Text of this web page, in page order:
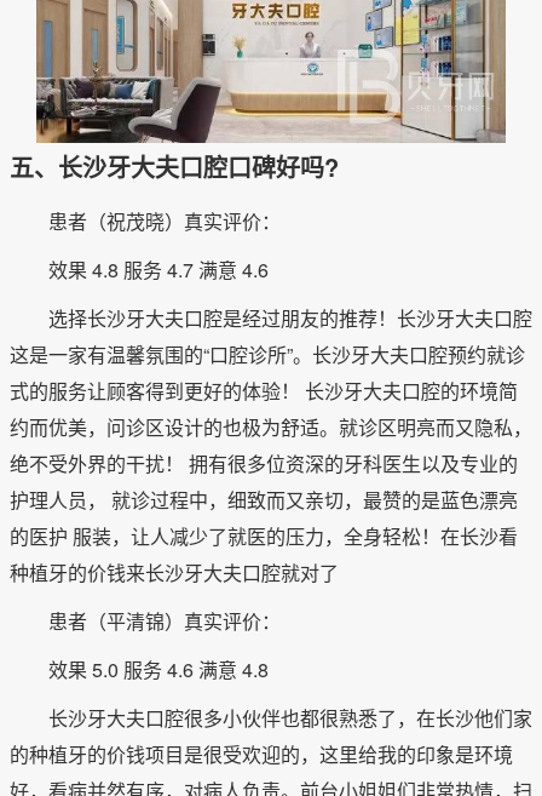
五、长沙牙大夫口腔口碑好吗?
患者（祝茂晓）真实评价：
效果 4.8 服务 4.7 满意 4.6
选择长沙牙大夫口腔是经过朋友的推荐！长沙牙大夫口腔
这是一家有温馨氛围的“口腔诊所”。长沙牙大夫口腔预约就诊
式的服务让顾客得到更好的体验！ 长沙牙大夫口腔的环境简
约而优美，问诊区设计的也极为舒适。就诊区明亮而又隐私，
绝不受外界的干扰！ 拥有很多位资深的牙科医生以及专业的
护理人员， 就诊过程中，细致而又亲切，最赞的是蓝色漂亮
的医护 服装，让人减少了就医的压力，全身轻松！在长沙看
种植牙的价钱来长沙牙大夫口腔就对了
患者（平清锦）真实评价：
效果 5.0 服务 4.6 满意 4.8
长沙牙大夫口腔很多小伙伴也都很熟悉了，在长沙他们家
的种植牙的价钱项目是很受欢迎的，这里给我的印象是环境